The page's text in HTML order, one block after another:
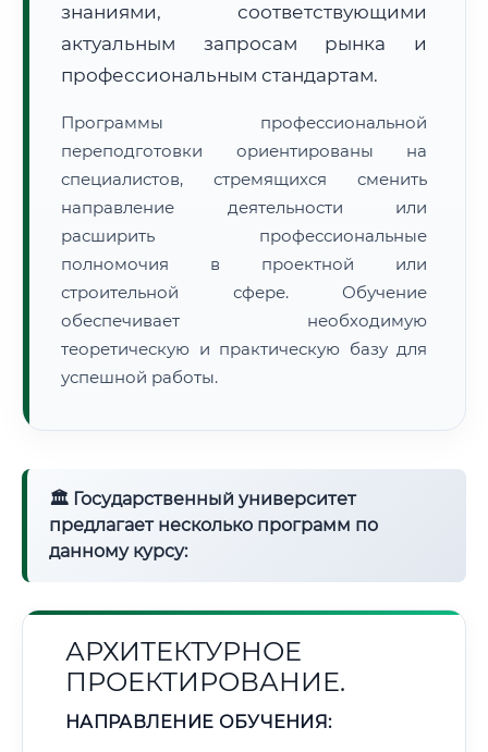
• Маршрут транзита:
• Экспресс-доставка СДЭК / Почтой:
4–6 рабочих дней
📜 Документы и аккредитация ФИС ФРДО
Нажмите на документ для увеличения и просмотра
знаниями, соответствующими
актуальным запросам рынка и
профессиональным стандартам.
Программы профессиональной
переподготовки ориентированы на
специалистов, стремящихся сменить
направление деятельности или
расширить профессиональные
полномочия в проектной или
строительной сфере. Обучение
обеспечивает необходимую
теоретическую и практическую базу для
успешной работы.
🏛 Государственный университет
предлагает несколько программ по
данному курсу:
АРХИТЕКТУРНОЕ
ПРОЕКТИРОВАНИЕ.
НАПРАВЛЕНИЕ ОБУЧЕНИЯ: